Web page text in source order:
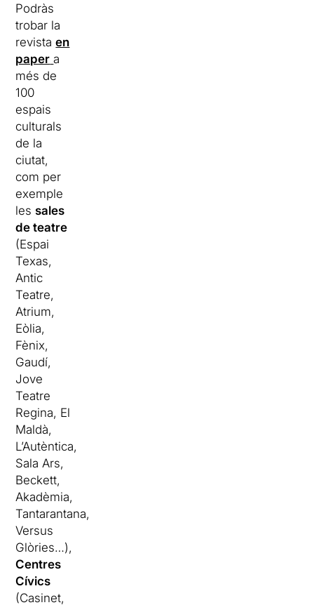
Podràs
trobar la
revistaen
paper a
més de
100
espais
culturals
de la
ciutat,
com per
exemple
lessales
de teatre
(Espai
Texas,
Antic
Teatre,
Atrium,
Eòlia,
Fènix,
Gaudí,
Jove
Teatre
Regina, El
Maldà,
L’Autèntica,
Sala Ars,
Beckett,
Akadèmia,
Tantarantana,
Versus
Glòries…),
Centres
Cívics
(Casinet,